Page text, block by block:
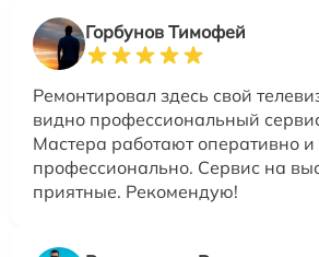
Горбунов Тимофей
Ремонтировал здесь свой
видно профессиональный
Мастера работают оперативно и
профессионально. Сервис на
приятные. Рекомендую!